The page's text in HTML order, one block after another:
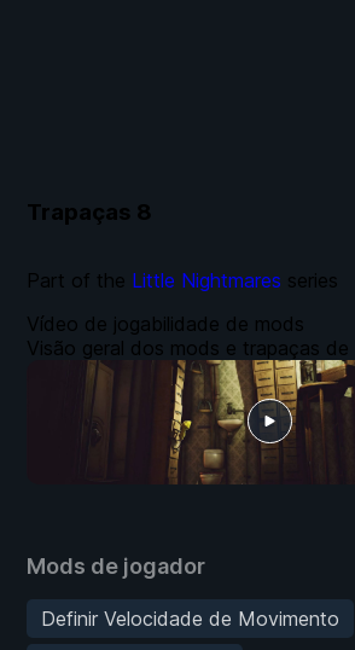
Trapaças 8
Mods de jogador
Definir Velocidade de Movimento
Vídeo de jogabilidade de mods
Visão geral dos mods e trapaças
Part of the Little Nightmares series